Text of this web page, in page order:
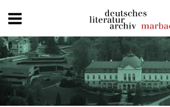
Deutsches
Literaturarchiv
Marbach